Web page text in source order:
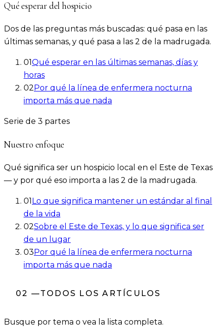
Qué esperar del hospicio
Dos de las preguntas más buscadas: qué pasa en las
últimas semanas, y qué pasa a las 2 de la madrugada.
01Qué esperar en las últimas semanas, días y
horas
02Por qué la línea de enfermera nocturna
importa más que nada
Serie de 3 partes
Nuestro enfoque
Qué significa ser un hospicio local en el Este de Texas
— y por qué eso importa a las 2 de la madrugada.
01Lo que significa mantener un estándar al final
de la vida
02Sobre el Este de Texas, y lo que significa ser
de un lugar
03Por qué la línea de enfermera nocturna
importa más que nada
02 —TODOS LOS ARTÍCULOS
Busque por tema o vea la lista completa.